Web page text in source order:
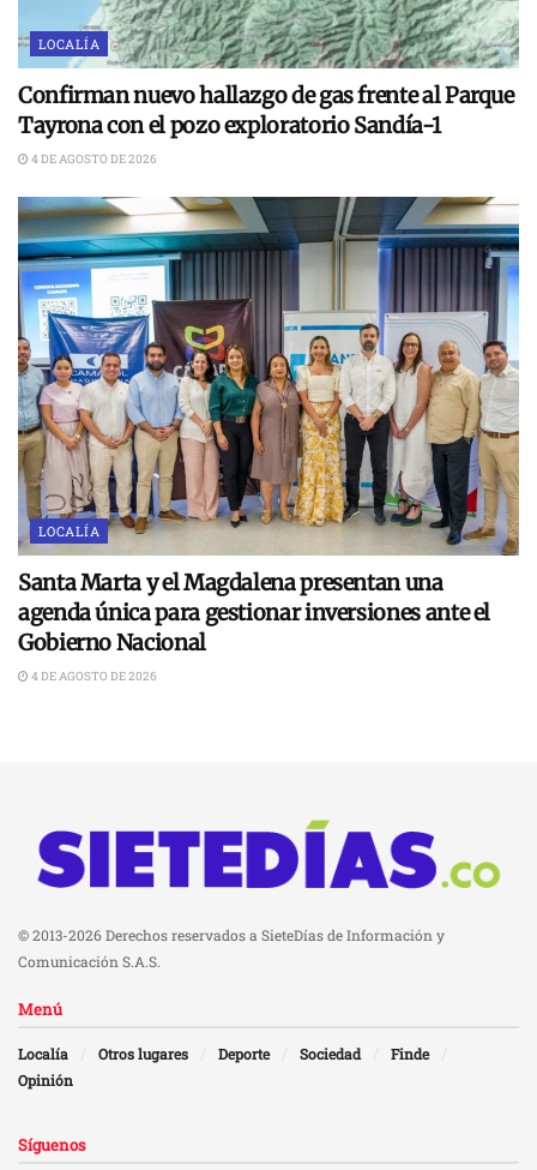
LOCALÍA
Confirman nuevo hallazgo de gas frente al Parque
Tayrona con el pozo exploratorio Sandía-1
4 DE AGOSTO DE 2026
LOCALÍA
Santa Marta y el Magdalena presentan una
agenda única para gestionar inversiones ante el
Gobierno Nacional
4 DE AGOSTO DE 2026
© 2013-2026 Derechos reservados a SieteDías de Información y
Comunicación S.A.S.
Menú
Localía Otros lugares Deporte Sociedad
Finde
Opinión
Síguenos